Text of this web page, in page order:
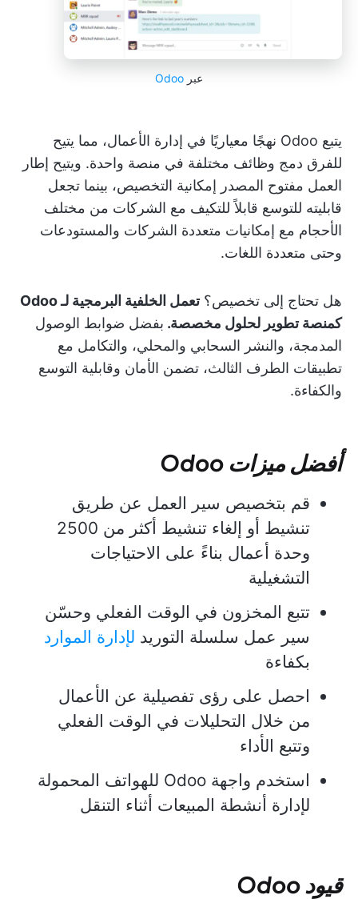
عبر Odoo
يتبع Odoo نهجًا معياريًا في إدارة الأعمال، مما يتيح
للفرق دمج وظائف مختلفة في منصة واحدة. ويتيح إطار
العمل مفتوح المصدر إمكانية التخصيص، بينما تجعل
قابليته للتوسع قابلاً للتكيف مع الشركات من مختلف
الأحجام مع إمكانيات متعددة الشركات والمستودعات
وحتى متعددة اللغات.
هل تحتاج إلى تخصيص؟
تعمل الخلفية البرمجية لـ Odoo
كمنصة تطوير لحلول مخصصة. بفضل ضوابط الوصول
المدمجة، والنشر السحابي والمحلي، والتكامل مع
تطبيقات الطرف الثالث، تضمن الأمان وقابلية التوسع
والكفاءة.
أفضل ميزات Odoo
قم بتخصيص سير العمل عن طريق
تنشيط أو إلغاء تنشيط أكثر من 2500
وحدة أعمال بناءً على الاحتياجات
التشغيلية
تتبع المخزون في الوقت الفعلي وحسّن
سير عمل سلسلة التوريد لإدارة الموارد
بكفاءة
احصل على رؤى تفصيلية عن الأعمال
من خلال التحليلات في الوقت الفعلي
وتتبع الأداء
استخدم واجهة Odoo للهواتف المحمولة
لإدارة أنشطة المبيعات أثناء التنقل
قيود Odoo